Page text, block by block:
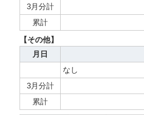
3月分計
累計
【その他】
月日
なし
3月分計
累計